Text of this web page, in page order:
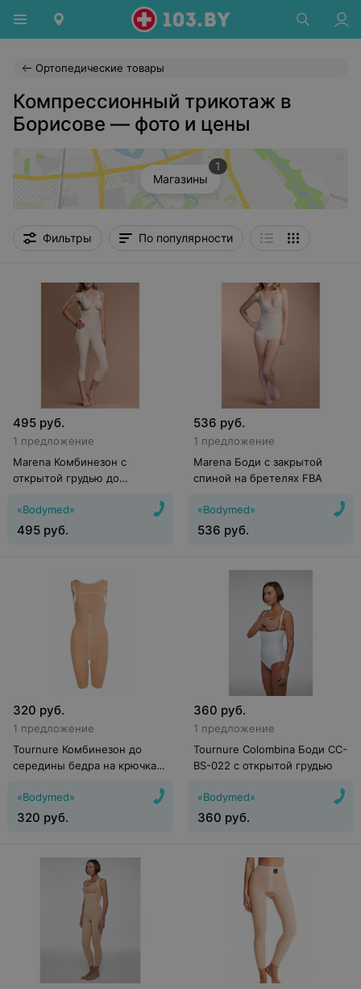
Ортопедические товары
Компрессионный трикотаж в
Борисове — фото и цены
Магазины
1
Фильтры По популярности
495 руб.
1 предложение
Marena Комбинезон с
открытой грудью до
«Bodymed»
495 руб.
536 руб.
1 предложение
Marena Боди с закрытой
спиной на бретелях FBA
«Bodymed»
536 руб.
320 руб.
1 предложение
Tournure Комбинезон до
середины бедра на крючках
«Bodymed»
320 руб.
360 руб.
1 предложение
Tournure Colombina Боди CC-
BS-022 с открытой грудью
«Bodymed»
360 руб.